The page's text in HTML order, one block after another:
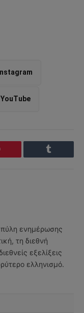
Tumblr
πύλη ενημέρωσης
τη διεθνή
εξελίξεις
ελληνισμό.